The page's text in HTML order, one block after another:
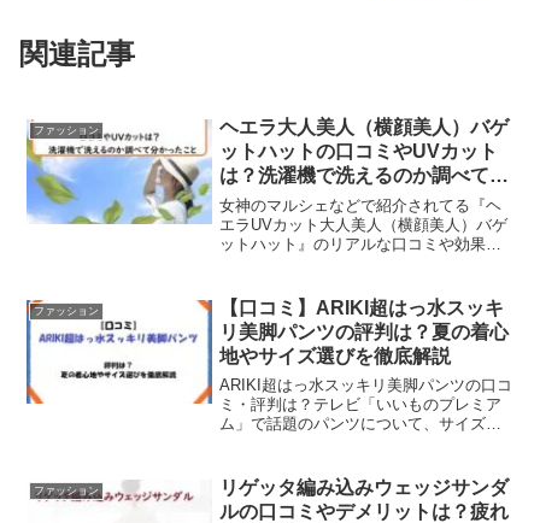
関連記事
ファッション
ヘエラ大人美人（横顔美人）バゲ
ットハットの口コミやUVカット
は？洗濯機で洗えるのか調べて分
かったこと
女神のマルシェなどで紹介されてる『ヘ
エラUVカット大人美人（横顔美人）バゲ
ットハット』のリアルな口コミや効果
便利なバケットハットもいろいろな種類
がありますよね。とくに今...
ファッション
【口コミ】ARIKI超はっ水スッキ
リ美脚パンツの評判は？夏の着心
地やサイズ選びを徹底解説
ARIKI超はっ水スッキリ美脚パンツの口コ
ミ・評判は？テレビ「いいものプレミア
ム」で話題のパンツについて、サイズ選
っておきたい注意点もチェックできま
す。
ファッション
リゲッタ編み込みウェッジサンダ
ルの口コミやデメリットは？疲れ